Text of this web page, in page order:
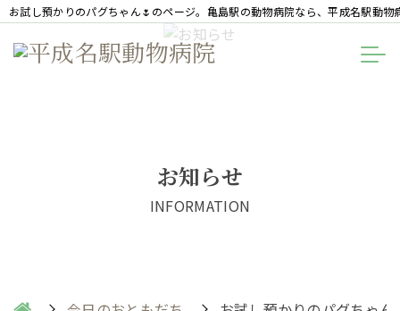
お試し預かりのパグちゃん🌷のページ。亀島駅の動物病院なら、平成名駅動物
お知らせ
INFORMATION